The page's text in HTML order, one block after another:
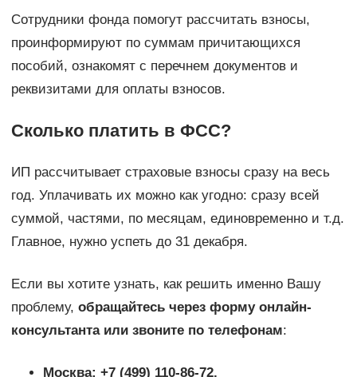
Сотрудники фонда помогут рассчитать взносы,
проинформируют по суммам причитающихся
пособий, ознакомят с перечнем документов и
реквизитами для оплаты взносов.
Сколько платить в ФСС?
ИП рассчитывает страховые взносы сразу на весь
год. Уплачивать их можно как угодно: сразу всей
суммой, частями, по месяцам, единовременно и т.д.
Главное, нужно успеть до 31 декабря.
Если вы хотите узнать, как решить именно Вашу
проблему, обращайтесь через форму онлайн-
консультанта или звоните по телефонам:
Москва: +7 (499) 110-86-72.